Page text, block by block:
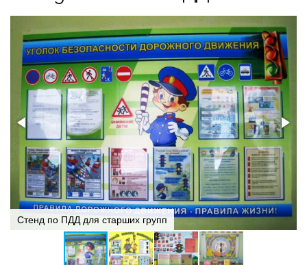
Стенд по ПДД для старших групп